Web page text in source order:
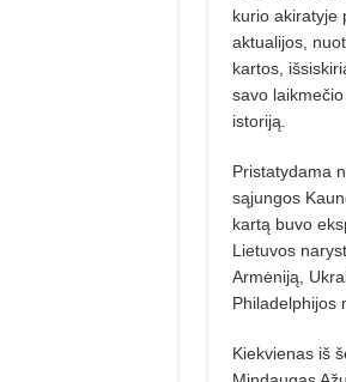
kurio akiratyje
aktualijos,
kartos,
savo
istoriją.
Pristatydama
sąjungos
kartą buvo
Lietuvos
Armėniją,
Philadelphijos
Kiekvienas iš